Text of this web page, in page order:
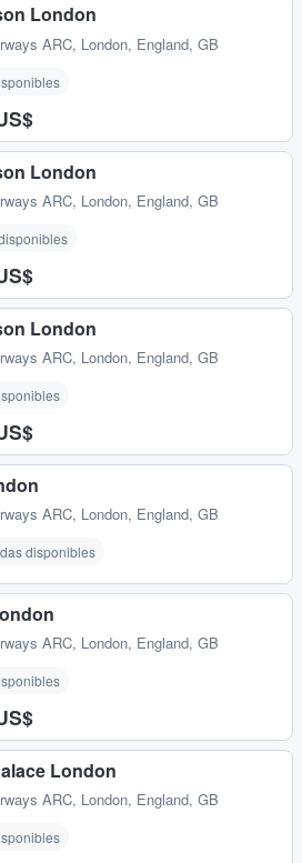
London
ARC, London, England, GB
London
ARC, London, England, GB
London
ARC, London, England, GB
ARC, London, England, GB
disponibles
ARC, London, England, GB
London
ARC, London, England, GB